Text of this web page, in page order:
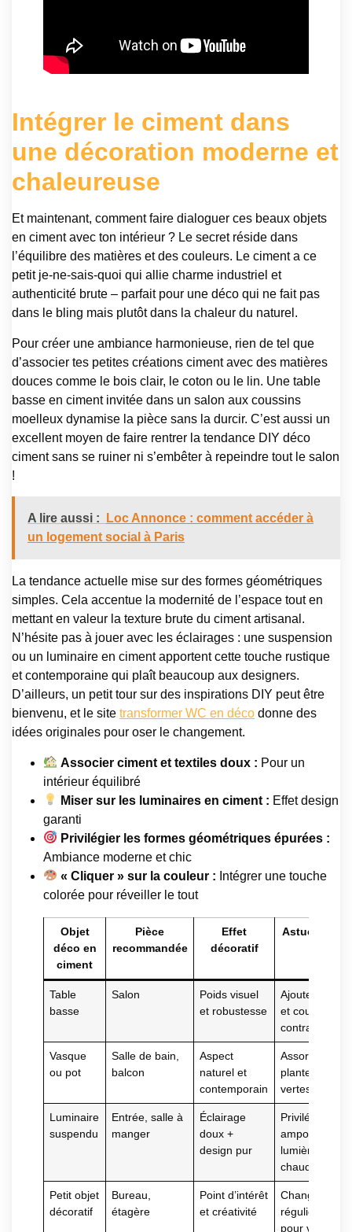
Intégrer le ciment dans
une décoration moderne et
chaleureuse
Et maintenant, comment faire dialoguer ces beaux objets
en ciment avec ton intérieur ? Le secret réside dans
l’équilibre des matières et des couleurs. Le ciment a ce
petit je-ne-sais-quoi qui allie charme industriel et
authenticité brute – parfait pour une déco qui ne fait pas
dans le bling mais plutôt dans la chaleur du naturel.
Pour créer une ambiance harmonieuse, rien de tel que
d’associer tes petites créations ciment avec des matières
douces comme le bois clair, le coton ou le lin. Une table
basse en ciment invitée dans un salon aux coussins
moelleux dynamise la pièce sans la durcir. C’est aussi un
excellent moyen de faire rentrer la tendance DIY déco
ciment sans se ruiner ni s’embêter à repeindre tout le salon
!
A lire aussi :
Loc Annonce : comment accéder à
un logement social à Paris
La tendance actuelle mise sur des formes géométriques
simples. Cela accentue la modernité de l’espace tout en
mettant en valeur la texture brute du ciment artisanal.
N’hésite pas à jouer avec les éclairages : une suspension
ou un luminaire en ciment apportent cette touche rustique
et contemporaine qui plaît beaucoup aux designers.
D’ailleurs, un petit tour sur des inspirations DIY peut être
bienvenu, et le site transformer WC en déco donne des
idées originales pour oser le changement.
Associer ciment et textiles doux : Pour un
intérieur équilibré
Miser sur les luminaires en ciment : Effet design
garanti
Privilégier les formes géométriques épurées :
Ambiance moderne et chic
« Cliquer » sur la couleur : Intégrer une touche
colorée pour réveiller le tout
Objet
déco en
ciment
Pièce
recommandée
Effet
décoratif
Astuce déco
Table
basse
Salon
Poids visuel
et robustesse
Ajouter tapis
et coussins
contrastants
Vasque
ou pot
Salle de bain,
balcon
Aspect
naturel et
contemporain
Assortir à des
plantes
vertes
Luminaire
suspendu
Entrée, salle à
manger
Éclairage
doux +
design pur
Privilégier
ampoules à
lumière
chaude
Petit objet
décoratif
Bureau,
étagère
Point d’intérêt
et créativité
Changer
régulièrement
pour varier